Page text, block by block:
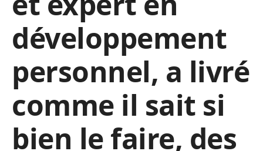
développement
personnel, a livré
comme il sait si
bien le faire, des